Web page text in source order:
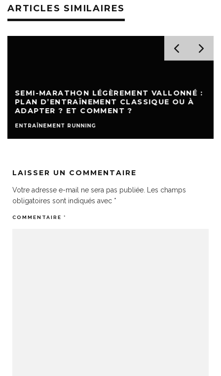
ARTICLES SIMILAIRES
SEMI-MARATHON LÉGÈREMENT VALLONNÉ :
PLAN D’ENTRAÎNEMENT CLASSIQUE OU À
ADAPTER ? ET COMMENT ?
ENTRAÎNEMENT RUNNING
LAISSER UN COMMENTAIRE
Votre adresse e-mail ne sera pas publiée.
Les champs
obligatoires sont indiqués avec *
COMMENTAIRE *